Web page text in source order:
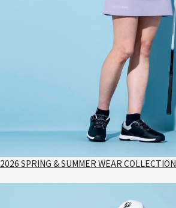
2026 SPRING & SUMMER WEAR COLLECTION